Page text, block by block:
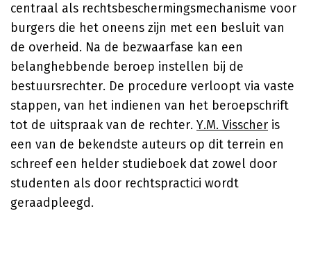
centraal als rechtsbeschermingsmechanisme voor
burgers die het oneens zijn met een besluit van
de overheid. Na de bezwaarfase kan een
belanghebbende beroep instellen bij de
bestuursrechter. De procedure verloopt via vaste
stappen, van het indienen van het beroepschrift
tot de uitspraak van de rechter. Y.M. Visscher is
een van de bekendste auteurs op dit terrein en
schreef een helder studieboek dat zowel door
studenten als door rechtspractici wordt
geraadpleegd.